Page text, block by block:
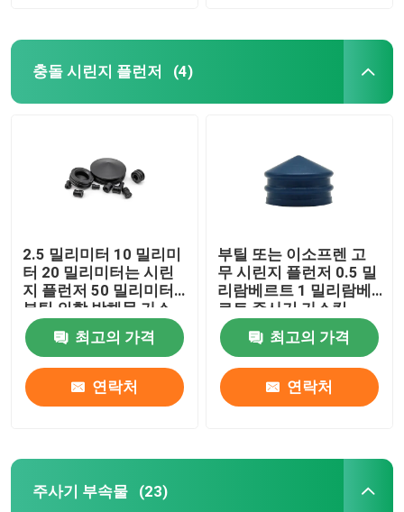
충돌 시린지 플런저 (4)
2.5 밀리미터 10 밀리미
터 20 밀리미터는 시린
지 플런저 50 밀리미터
부틸 의학 방해물 가스
킷을 고무를 입힙니다
최고의 가격
연락처
부틸 또는 이소프렌 고
무 시린지 플런저 0.5 밀
리람베르트 1 밀리람베
르트 주사기 가스킷
최고의 가격
연락처
주사기 부속물 (23)